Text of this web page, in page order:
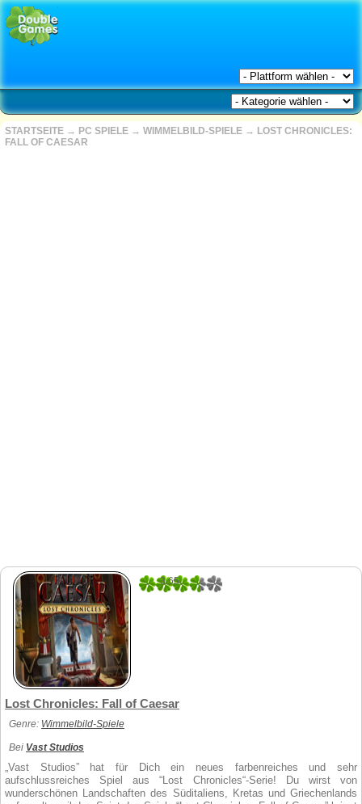
STARTSEITE → PC SPIELE → WIMMELBILD-SPIELE → LOST CHRONICLES:
FALL OF CAESAR
3.65
Lost Chronicles: Fall of Caesar
Genre: Wimmelbild-Spiele
Bei Vast Studios
„Vast Studios” hat für Dich ein neues farbenreiches und sehr
aufschlussreiches Spiel aus “Lost Chronicles“-Serie! Du wirst von
wunderschönen Landschaften des Süditaliens, Kretas und Griechenlands